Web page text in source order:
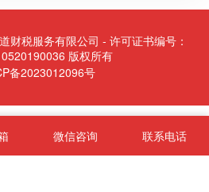
财税服务有限公司 - 许可证书编号：
版权所有
备2023012096号
微信咨询 联系电话